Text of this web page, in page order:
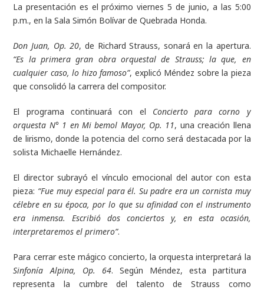
La presentación es el próximo viernes 5 de junio, a las 5:00
p.m., en la Sala Simón Bolívar de Quebrada Honda.
Don Juan, Op. 20, de Richard Strauss, sonará en la apertura.
“Es la primera gran obra orquestal de Strauss; la que, en
cualquier caso, lo hizo famoso”, explicó Méndez sobre la pieza
que consolidó la carrera del compositor.
El programa continuará con el Concierto para corno y
orquesta N° 1 en Mi bemol Mayor, Op. 11, una creación llena
de lirismo, donde la potencia del corno será destacada por la
solista Michaelle Hernández.
El director subrayó el vínculo emocional del autor con esta
pieza: “Fue muy especial para él. Su padre era un cornista muy
célebre en su época, por lo que su afinidad con el instrumento
era inmensa. Escribió dos conciertos y, en esta ocasión,
interpretaremos el primero”.
Para cerrar este mágico concierto, la orquesta interpretará la
Sinfonía Alpina, Op. 64. Según Méndez, esta partitura
representa la cumbre del talento de Strauss como